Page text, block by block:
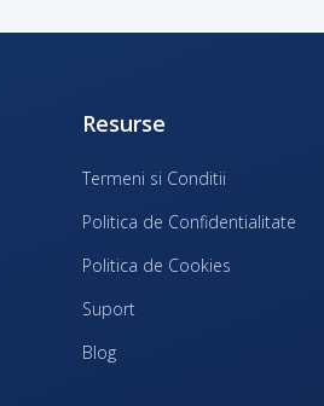
Resurse
Termeni si Conditii
Politica de Confidentialitate
Politica de Cookies
Suport
Blog